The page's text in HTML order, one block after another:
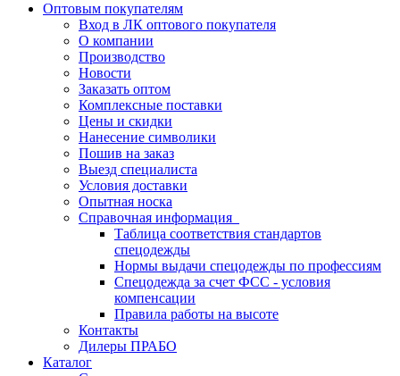
Оптовым покупателям
Вход в ЛК оптового покупателя
О компании
Производство
Новости
Заказать оптом
Комплексные поставки
Цены и скидки
Нанесение символики
Пошив на заказ
Выезд специалиста
Условия доставки
Опытная носка
Справочная информация
Таблица соответствия стандартов
спецодежды
Нормы выдачи спецодежды по профессиям
Спецодежда за счет ФСС - условия
компенсации
Правила работы на высоте
Контакты
Дилеры ПРАБО
Каталог